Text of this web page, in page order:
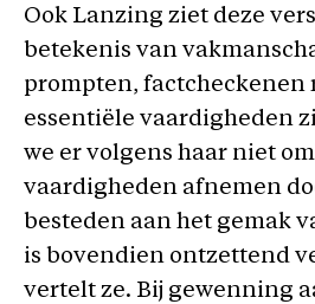
Ook Lanzing ziet deze
betekenis van
prompten, factcheckenen
essentiële vaardigheden
we er volgens haar niet
vaardigheden afnemen
besteden aan het gemak
is bovendien ontzettend
vertelt ze. Bij gewenning